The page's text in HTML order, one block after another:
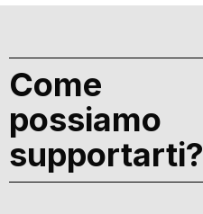
Come
possiamo
supportarti?